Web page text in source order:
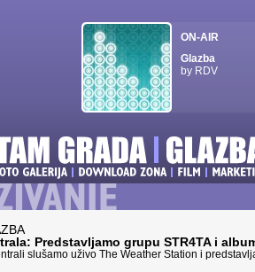
ON-AIR
Glazba
by RDV
Predstavljamo grupu STR4TA i
slušamo uživo The Weather Station i